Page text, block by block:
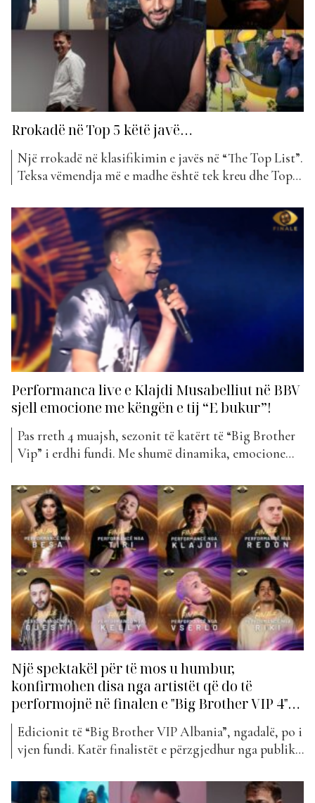
Rrokadë në Top 5 këtë javë…
Një rrokadë në klasifikimin e javës në “The Top List”.
Teksa vëmendja më e madhe është tek kreu dhe Top
Kreu i javës shkon për Gjestin me “Princesh”. Kjo
këngë është prej 18 javësh pjesë e listës dhe këtë herë
është rritur...
Performanca live e Klajdi Musabelliut në BBV
sjell emocione me këngën e tij “E bukur”!
Pas rreth 4 muajsh, sezonit të katërt të “Big Brother
Vip” i erdhi fundi. Me shumë dinamika, emocione
ekranet e të gjithë shqiptarëve. Finalja e “Big Brother
Vip” rezervon gjithmonë surpriza për banorët që
kanë mbërritur deri në fund të këtij rrugëtimi. Në...
Një spektakël për të mos u humbur,
konfirmohen disa nga artistët që do të
performojnë në finalen e "Big Brother VIP 4"…
Edicionit të “Big Brother VIP Albania”, ngadalë, po i
vjen fundi. Katër finalistët e përzgjedhur nga publiku
të cilët po kalojnë së bashku ditët e fundit në